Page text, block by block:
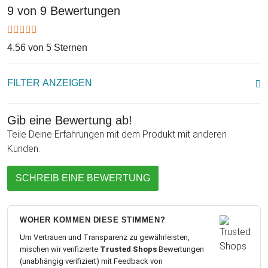
absolut kreatives Geldgeschenk zur Kommunion,
Konfirmation, Jugendweihe oder anderen Anlässen ist das
eine wirklich ausgefallene Idee - denn persönliche
Geschenke sind immernoch die besten!
9 von 9 Bewertungen
4.56 von 5 Sternen
FILTER ANZEIGEN
Gib eine Bewertung ab!
Teile Deine Erfahrungen mit dem Produkt mit anderen
Kunden.
SCHREIB EINE BEWERTUNG
WOHER KOMMEN DIESE STIMMEN?
Um Vertrauen und Transparenz zu gewährleisten,
mischen wir verifizierte Trusted Shops Bewertungen
(unabhängig verifiziert) mit Feedback von